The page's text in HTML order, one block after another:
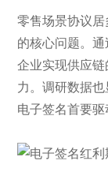
零售场景协议
的核心问题。
企业实现供应链
力。调研数据
电子签名首要驱